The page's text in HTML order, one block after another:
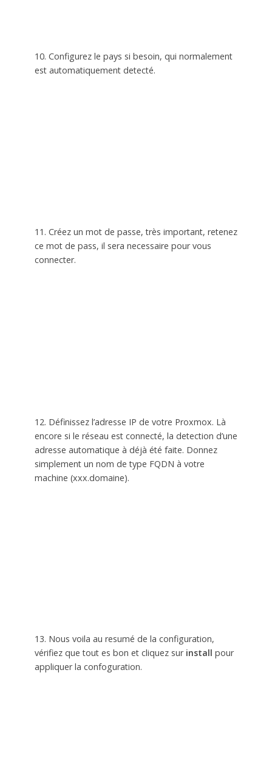
10. Configurez le pays si besoin, qui normalement
est automatiquement detecté.
11. Créez un mot de passe, très important, retenez
ce mot de pass, il sera necessaire pour vous
connecter.
12. Définissez l’adresse IP de votre Proxmox. Là
encore si le réseau est connecté, la detection d’une
adresse automatique à déjà été faite. Donnez
simplement un nom de type FQDN à votre
machine (xxx.domaine).
13. Nous voila au resumé de la configuration,
vérifiez que tout es bon et cliquez sur install pour
appliquer la confoguration.